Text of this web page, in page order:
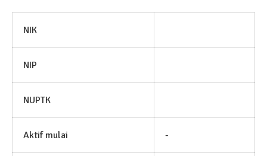
NIK
NIP
NUPTK
Aktif mulai -